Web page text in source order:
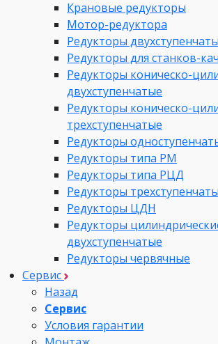
Крановые редукторы
Мотор-редуктора
Редукторы
Редукторы для станков-
Редукторы коническо-
двухступенчатые
Редукторы коническо-
трехступенчатые
Редукторы
Редукторы типа РМ
Редукторы типа РЦД
Редукторы
Редукторы ЦДН
Редукторы
двухступенчатые
Редукторы червячные
Сервис
Назад
Сервис
Условия гарантии